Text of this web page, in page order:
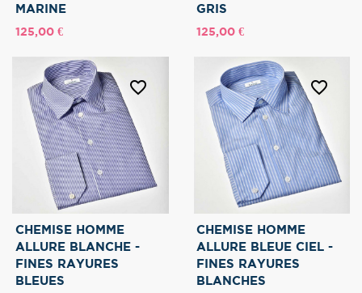
MARINE
Prix
125,00 €
GRIS
Prix
125,00 €
CHEMISE HOMME
ALLURE BLANCHE -
FINES RAYURES
BLEUES
favorite_border
CHEMISE HOMME
ALLURE BLEUE CIEL -
FINES RAYURES
BLANCHES
favorite_border